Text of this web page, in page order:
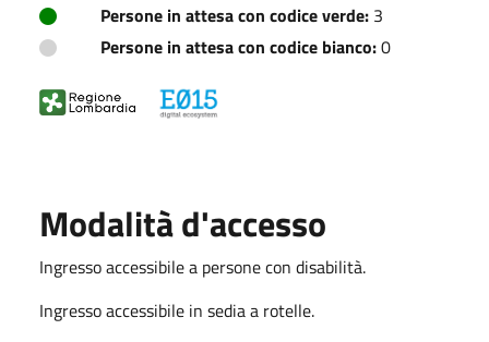
Persone in attesa con codice verde: 3
Persone in attesa con codice bianco:0
Modalità d'accesso
Ingresso accessibile a persone con disabilità.
Ingresso accessibile in sedia a rotelle.